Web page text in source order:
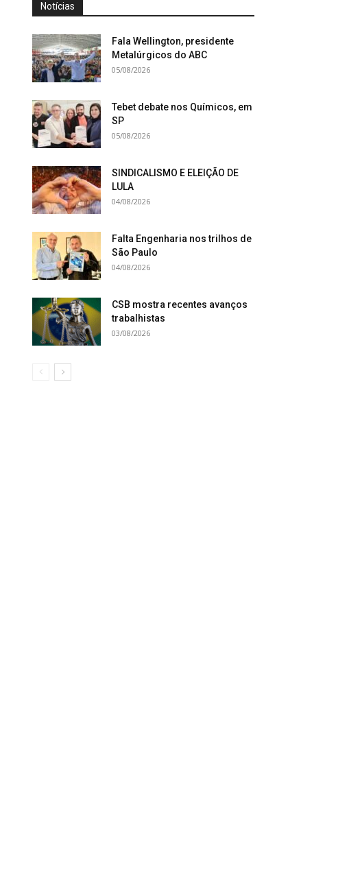
Notícias
Fala Wellington, presidente
Metalúrgicos do ABC
05/08/2026
Tebet debate nos Químicos, em
SP
05/08/2026
SINDICALISMO E ELEIÇÃO DE
LULA
04/08/2026
Falta Engenharia nos trilhos de
São Paulo
04/08/2026
CSB mostra recentes avanços
trabalhistas
03/08/2026